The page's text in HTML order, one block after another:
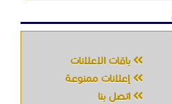
باقات الإعلانات
إعلانات ممنوعة
اتصل بنا